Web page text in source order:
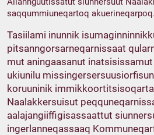
saqqummiuneqartoq akuerineqarpoq.
Tasiilami inunnik
pitsanngorsarneqarnissaat
mut aningaasanut
ukiunilu
koruuninik
Naalakkersuisut
aalajangiiffigisassaattut
ingerlanneqassaaq